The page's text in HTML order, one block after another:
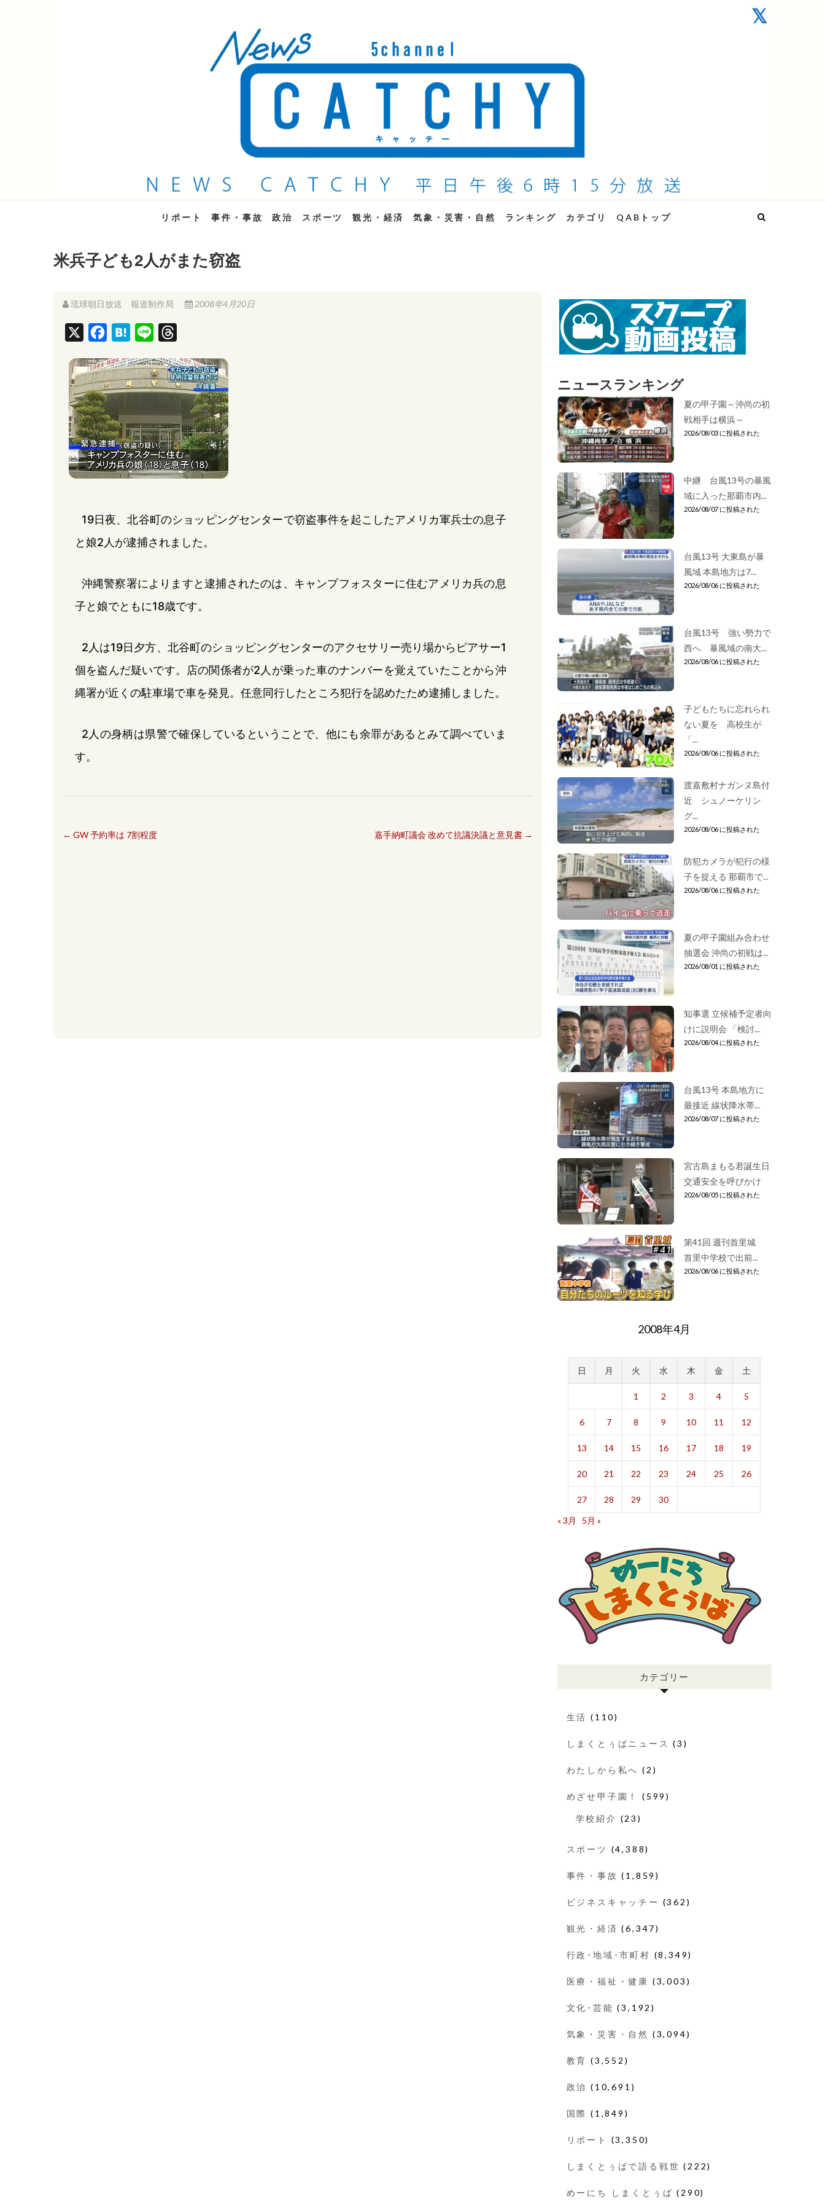
QAB NEWS Headline
キャッチー 月曜〜金曜 午後6時15分放送
リポート 事件・事故 政治 スポーツ 観光・経済 気象・災害・自然 ランキング カテゴリ QABトップ
米兵子ども2人がまた窃盗
琉球朝日放送 報道制作局 2008年4月20日
c
e
o
o
k
H
t
e
a
n
e
r
e
d
s
19日夜、北谷町のショッピングセンターで窃盗事件を起こしたアメリカ軍兵士の息子
と娘2人が逮捕されました。
沖縄警察署によりますと逮捕されたのは、キャンプフォスターに住むアメリカ兵の息
子と娘でともに18歳です。
2人は19日夕方、北谷町のショッピングセンターのアクセサリー売り場からピアサー1
個を盗んだ疑いです。店の関係者が2人が乗った車のナンバーを覚えていたことから沖
縄署が近くの駐車場で車を発見。任意同行したところ犯行を認めたため逮捕しました。
2人の身柄は県警で確保しているということで、他にも余罪があるとみて調べていま
す。
← GW 予約率は 7割程度 嘉手納町議会 改めて抗議決議と意見書 →
ニュースランキング
夏の甲子園～沖尚の初
戦相手は横浜～
2026/08/03 に投稿された
中継 台風13号の暴風
域に入った那覇市内...
2026/08/07 に投稿された
台風13号 大東島が暴
風域 本島地方は7...
2026/08/06 に投稿された
台風13号 強い勢力で
西へ 暴風域の南大...
2026/08/06 に投稿された
子どもたちに忘れられ
ない夏を 高校生が
「...
2026/08/06 に投稿された
渡嘉敷村ナガンヌ島付
近 シュノーケリン
グ...
2026/08/06 に投稿された
防犯カメラが犯行の様
子を捉える 那覇市で...
2026/08/06 に投稿された
夏の甲子園組み合わせ
抽選会 沖尚の初戦は...
2026/08/01 に投稿された
知事選 立候補予定者向
けに説明会 「検討...
2026/08/04 に投稿された
台風13号 本島地方に
最接近 線状降水帯...
2026/08/07 に投稿された
宮古島まもる君誕生日
交通安全を呼びかけ
2026/08/05 に投稿された
第41回 週刊首里城
首里中学校で出前...
2026/08/06 に投稿された
2008年4月
日 月 火 水 木 金 土
1 2 3 4 5
6 7 8 9 10 11 12
13 14 15 16 17 18 19
20 21 22 23 24 25 26
27 28 29
30
« 3月
5月 »
カテゴリー
生活 (110)
しまくとぅばニュース (3)
わたしから私へ (2)
めざせ甲子園！ (599)
学校紹介 (23)
スポーツ (4,388)
事件・事故 (1,859)
ビジネスキャッチー (362)
観光・経済 (6,347)
行政･地域･市町村 (8,349)
医療・福祉・健康 (3,003)
文化･芸能 (3,192)
気象・災害・自然 (3,094)
教育 (3,552)
政治 (10,691)
国際 (1,849)
リポート (3,350)
しまくとぅばで語る戦世 (222)
めーにち しまくとぅば (290)